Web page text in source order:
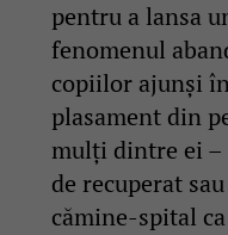
pentru a lansa
fenomenul
copiilor ajunși
plasament din
mulți dintre ei –
de recuperat
cămine-spital